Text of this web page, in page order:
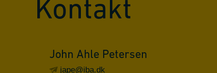
Kontakt
John Ahle Petersen
jape@iba.dk